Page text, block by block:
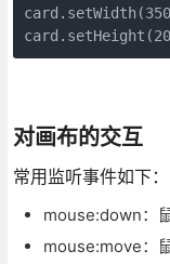
对画布的交互
常用监听事件如下：
mouse:down：
mouse:move：